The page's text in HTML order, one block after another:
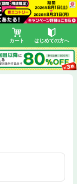
カート はじめての方へ